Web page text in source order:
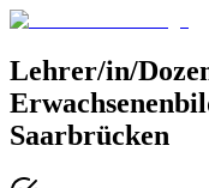
Lehrer/in/
Saarbrücken